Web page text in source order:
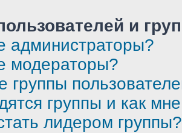
и
администраторы?
модераторы?
группы
группы и как
лидером группы?